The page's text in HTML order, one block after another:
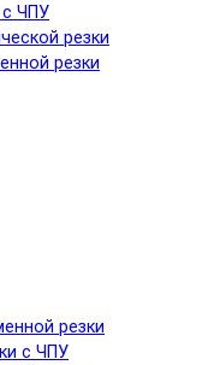
ЧПУ
резки
резки
резки
с ЧПУ